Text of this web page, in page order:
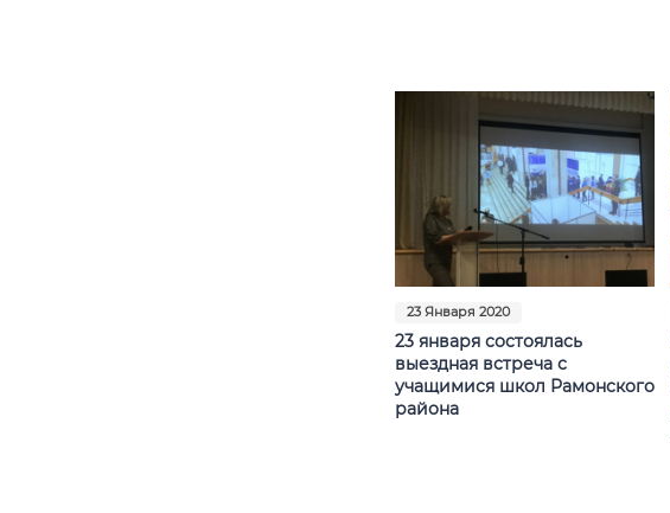
23 Января 2020
23 января состоялась
выездная встреча с
учащимися школ Рамонского
района